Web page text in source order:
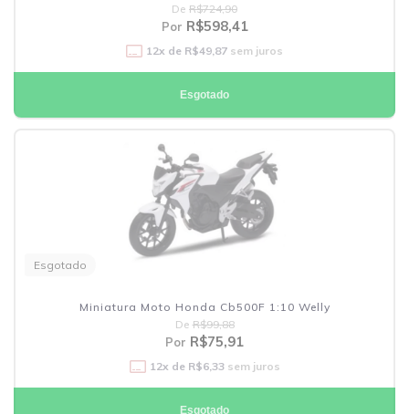
De R$724,90
Por R$598,41
12x de R$49,87 sem juros
Esgotado
Esgotado
Miniatura Moto Honda Cb500F 1:10 Welly
De R$99,88
Por R$75,91
12x de R$6,33sem juros
Esgotado